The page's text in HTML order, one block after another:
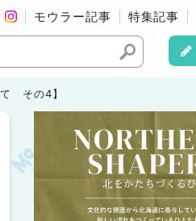
モウラー記事 特集記事
その4】